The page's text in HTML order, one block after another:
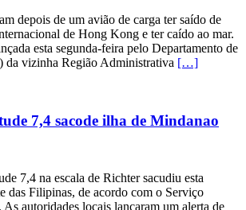
depois de um avião de carga ter saído de
de Hong Kong e ter caído ao mar.
esta segunda-feira pelo Departamento de
vizinha Região Administrativa […]
7,4 sacode ilha de Mindanao
7,4 na escala de Richter sacudiu esta
das Filipinas, de acordo com o Serviço
autoridades locais lançaram um alerta de